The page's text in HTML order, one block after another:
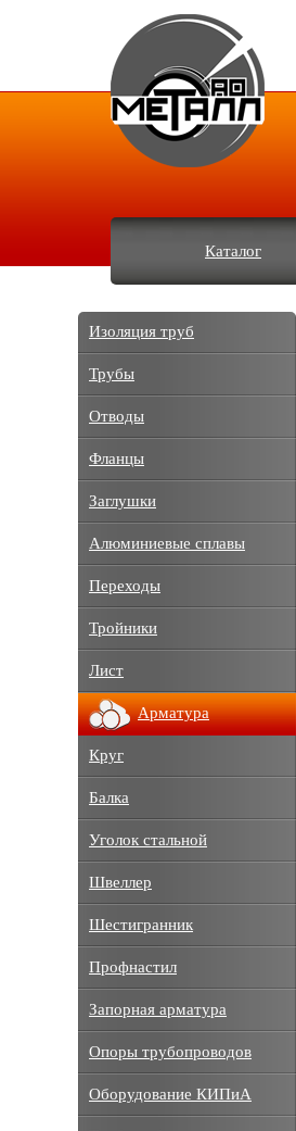
Каталог
Изоляция труб
Трубы
Отводы
Фланцы
Заглушки
Алюминиевые сплавы
Переходы
Тройники
Лист
Арматура
Круг
Балка
Уголок стальной
Швеллер
Шестигранник
Профнастил
Запорная арматура
Опоры трубопроводов
Оборудование КИПиА